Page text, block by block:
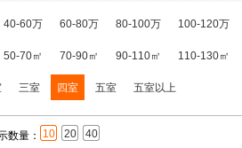
40-60万 60-80万 80-100万 100-120万
50-70㎡ 70-90㎡ 90-110㎡ 110-130㎡
三室 四室 五室 五室以上
数量： 10 20 40